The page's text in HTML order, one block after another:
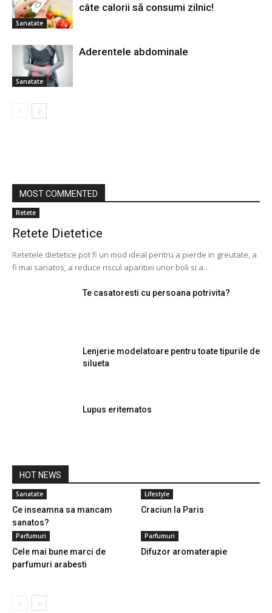
Sanatate
câte calorii să consumi zilnic!
Sanatate
Aderentele abdominale
MOST COMMENTED
Retete
Retete Dietetice
Retetele dietetice pot fi un mod ideal pentru a pierde in greutate, a
fi mai sanatos, a reduce riscul aparitiei unor boli si a...
Te casatoresti cu persoana potrivita?
Lenjerie modelatoare pentru toate tipurile de
silueta
Lupus eritematos
HOT NEWS
Sanatate
Ce inseamna sa mancam
sanatos?
Lifestyle
Craciun la Paris
Parfumuri
Cele mai bune marci de
parfumuri arabesti
Parfumuri
Difuzor aromaterapie